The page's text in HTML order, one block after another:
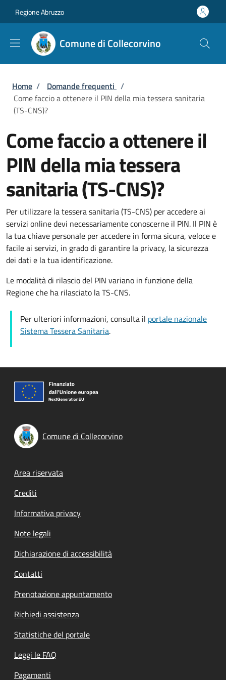
Regione Abruzzo
Comune di Collecorvino
Briciole di pane
Home / Domande frequenti /
Come faccio a ottenere il PIN della mia tessera sanitaria
(TS-CNS)?
Come faccio a ottenere il
PIN della mia tessera
sanitaria (TS-CNS)?
Per utilizzare la tessera sanitaria (TS-CNS) per accedere ai
servizi online devi necessariamente conoscerne il PIN. Il PIN è
la tua chiave personale per accedere in forma sicura, veloce e
facile ai servizi, in grado di garantire la privacy, la sicurezza
dei dati e la tua identificazione.
Le modalità di rilascio del PIN variano in funzione della
Regione che ha rilasciato la TS-CNS.
Per ulteriori informazioni, consulta il portale nazionale
Sistema Tessera Sanitaria.
Comune di Collecorvino
Footer menu
Area riservata
Crediti
Informativa privacy
Note legali
Dichiarazione di accessibilità
Contatti
Prenotazione appuntamento
Richiedi assistenza
Statistiche del portale
Leggi le FAQ
Pagamenti